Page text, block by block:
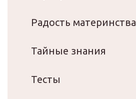
Радость материнства
Тайные знания
Тесты